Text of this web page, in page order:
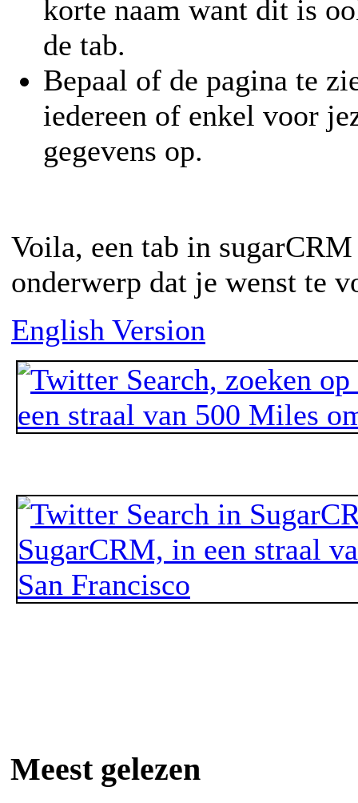
korte naam want dit is
de tab.
Bepaal of de pagina te
iedereen of enkel voor
gegevens op.
Voila, een tab in
onderwerp dat je wenst te
English Version
Meest gelezen